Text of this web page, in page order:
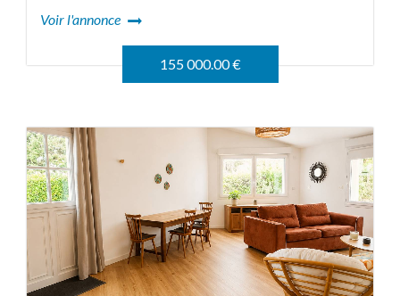
Voir l'annonce
155 000.00 €